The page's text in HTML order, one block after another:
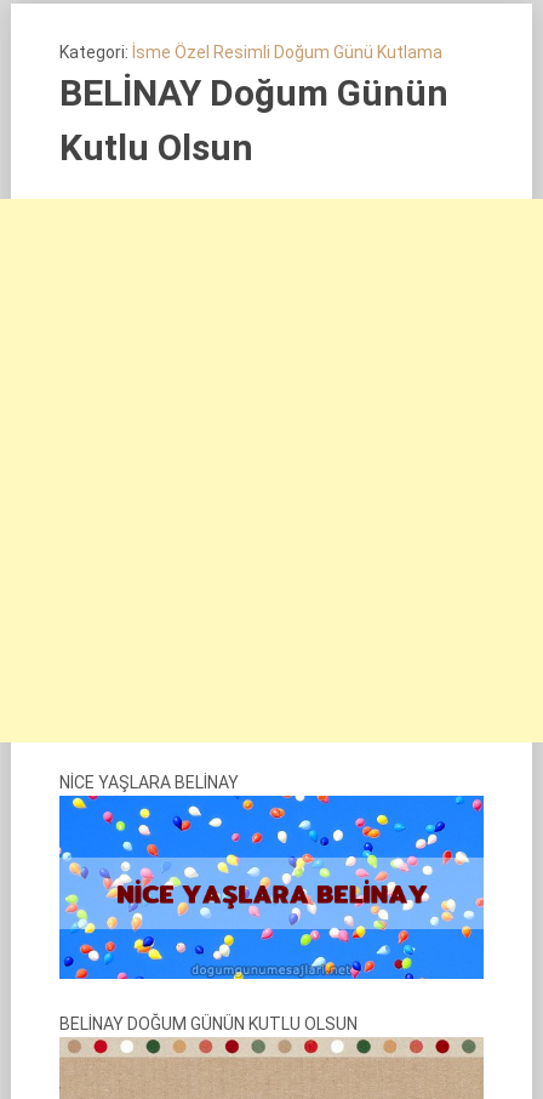
Kategori: İsme Özel Resimli Doğum Günü Kutlama
BELİNAY Doğum Günün
Kutlu Olsun
NİCE YAŞLARA BELİNAY
BELİNAY DOĞUM GÜNÜN KUTLU OLSUN